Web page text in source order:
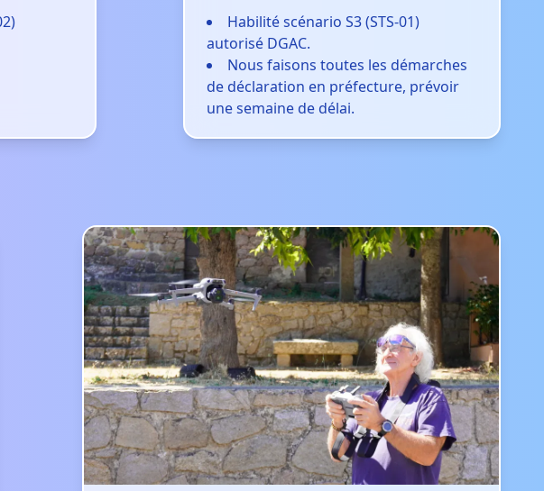
Habilité scénario S3 (STS-01)
autorisé DGAC.
Nous faisons toutes les démarches
de déclaration en préfecture, prévoir
une semaine de délai.